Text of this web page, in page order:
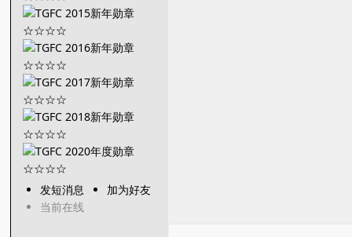
发短消息
加为好友
当前在线